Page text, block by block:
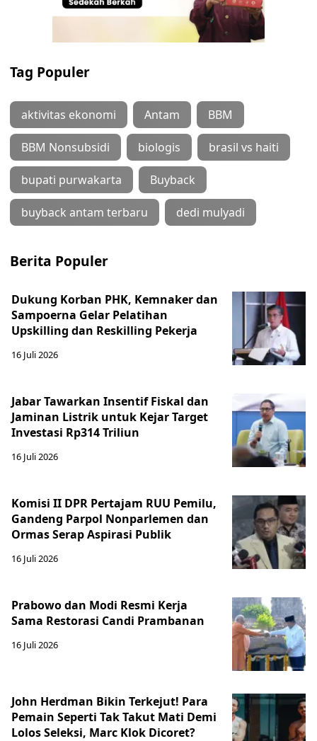
Tag Populer
aktivitas ekonomi Antam BBM
BBM Nonsubsidi biologis brasil vs haiti
bupati purwakarta Buyback
buyback antam terbaru dedi mulyadi
Berita Populer
Dukung Korban PHK, Kemnaker dan
Sampoerna Gelar Pelatihan
Upskilling dan Reskilling Pekerja
16 Juli 2026
Jabar Tawarkan Insentif Fiskal dan
Jaminan Listrik untuk Kejar Target
Investasi Rp314 Triliun
16 Juli 2026
Komisi II DPR Pertajam RUU Pemilu,
Gandeng Parpol Nonparlemen dan
Ormas Serap Aspirasi Publik
16 Juli 2026
Prabowo dan Modi Resmi Kerja
Sama Restorasi Candi Prambanan
16 Juli 2026
John Herdman Bikin Terkejut! Para
Pemain Seperti Tak Takut Mati Demi
Lolos Seleksi, Marc Klok Dicoret?